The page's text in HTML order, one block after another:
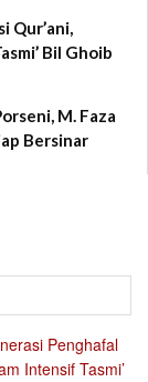
Qur’ani,
Bil Ghoib
M. Faza
Bersinar
Penghafal
Intensif Tasmi’